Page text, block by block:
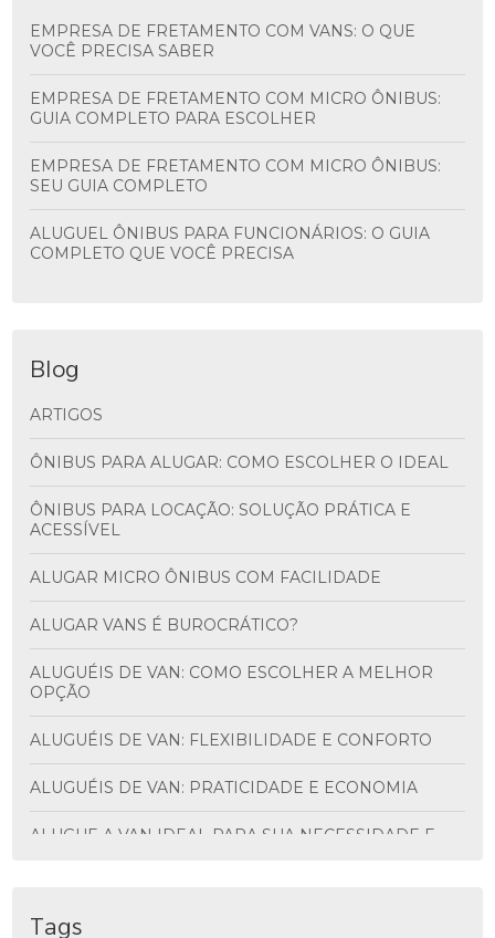
EMPRESA DE FRETAMENTO COM VANS: O QUE
VOCÊ PRECISA SABER
EMPRESA DE FRETAMENTO COM MICRO ÔNIBUS:
GUIA COMPLETO PARA ESCOLHER
EMPRESA DE FRETAMENTO COM MICRO ÔNIBUS:
SEU GUIA COMPLETO
ALUGUEL ÔNIBUS PARA FUNCIONÁRIOS: O GUIA
COMPLETO QUE VOCÊ PRECISA
Blog
ARTIGOS
ÔNIBUS PARA ALUGAR: COMO ESCOLHER O IDEAL
ÔNIBUS PARA LOCAÇÃO: SOLUÇÃO PRÁTICA E
ACESSÍVEL
ALUGAR MICRO ÔNIBUS COM FACILIDADE
ALUGAR VANS É BUROCRÁTICO?
ALUGUÉIS DE VAN: COMO ESCOLHER A MELHOR
OPÇÃO
ALUGUÉIS DE VAN: FLEXIBILIDADE E CONFORTO
ALUGUÉIS DE VAN: PRATICIDADE E ECONOMIA
ALUGUE A VAN IDEAL PARA SUA NECESSIDADE E
PRATICIDADE
Tags